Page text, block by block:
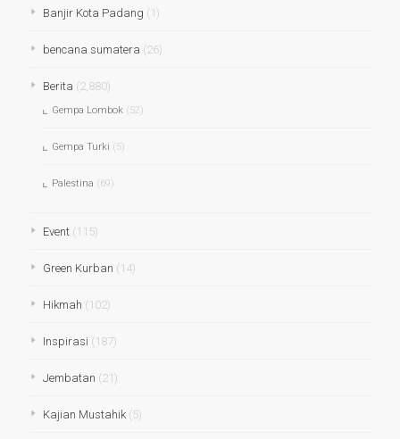
Banjir Kota Padang (1)
bencana sumatera (26)
Berita (2,880)
Gempa Lombok(52)
Gempa Turki (5)
Palestina (69)
Event(115)
Green Kurban (14)
Hikmah (102)
Inspirasi (187)
Jembatan (21)
Kajian Mustahik(5)